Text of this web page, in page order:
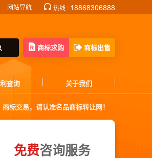
网站导航 热线 : 18868306888
商标求购 商标出售
查询 关于我们
商标交易，请认准名品商标转让网！
免费咨询服务